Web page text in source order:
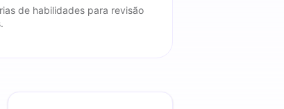
de habilidades para revisão